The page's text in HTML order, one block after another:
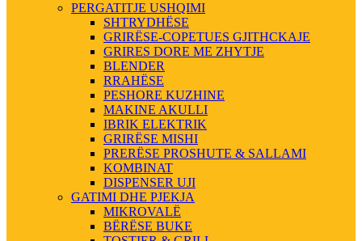
PERGATITJE USHQIMI
SHTRYDHËSE
GRIRËSE-COPETUES GJITHCKAJE
GRIRES DORE ME ZHYTJE
BLENDER
RRAHËSE
PESHORE KUZHINE
MAKINE AKULLI
IBRIK ELEKTRIK
GRIRËSE MISHI
PRERËSE PROSHUTE & SALLAMI
KOMBINAT
DISPENSER UJI
GATIMI DHE PJEKJA
MIKROVALË
BËRËSE BUKE